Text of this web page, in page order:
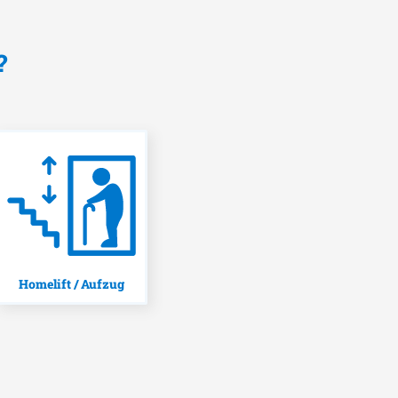
Homelift / Aufzug